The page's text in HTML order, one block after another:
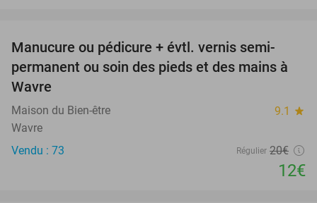
40%
Manucure ou pédicure + évtl. vernis semi-
permanent ou soin des pieds et des mains à
Wavre
Maison du Bien-être 9.1 star
Wavre
Vendu : 73
Régulier 20€
12€